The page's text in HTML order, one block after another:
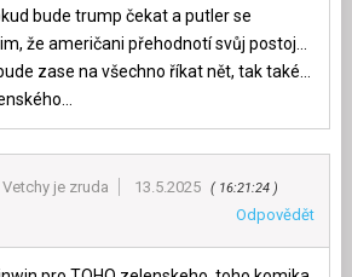
bude trump čekat a putler se
že američani přehodnotí svůj postoj…
zase na všechno říkat nět, tak také…
Vetchy je zruda 13.5.2025 16:21:24
Odpovědět